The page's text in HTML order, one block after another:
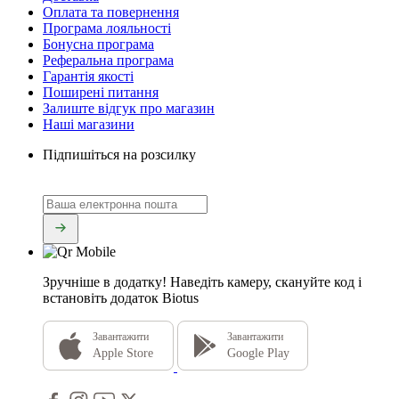
Оплата та повернення
Програма лояльності
Бонусна програма
Реферальна програма
Гарантія якості
Поширені питання
Залиште відгук про магазин
Наші магазини
Підпишіться на розсилку
Зручніше в додатку! Наведіть камеру, скануйте код і
встановіть додаток Biotus
Завантажити
Apple Store
Завантажити
Google Play